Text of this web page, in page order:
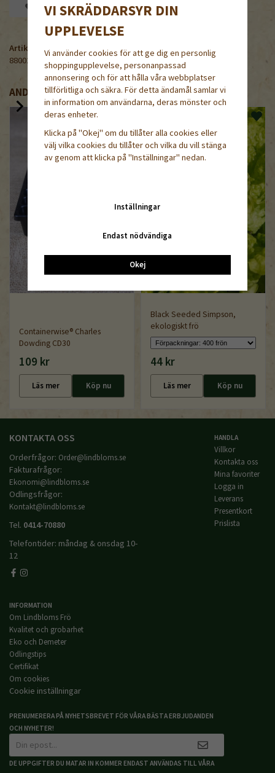
Spara som favorit
Artikelnummer:
880020
ANDRA KÖPTE ÄVEN
Containerwise® Charles
Dowding CD30
109 kr
Läs mer Köp nu
Black Seeded Simpson,
ekologiskt frö
44 kr
Läs mer Köp nu
KONTAKTA OSS
Orderfrågor: Order@lindbloms.se
Fakturafrågor:
Ekonomi@lindbloms.se
Odlingsfrågor:
Kontakt@lindbloms.se
Tel. 0414-70880
Telefontider: måndag & onsdag 10-
12
HANDLA
Villkor
Kontakta oss
Mina favoriter
Logga in
Leverans
Presentkort
Prislista
INFORMATION
Om Lindbloms Frö
Kvalitet och grobarhet
Eko och Demeter
Odlingstips
Certifikat
Om cookies
Cookie inställningar
PRENUMERERA PÅ NYHETSBREVET FÖR VÅRA BÄSTA ERBJUDANDEN
OCH NYHETER!
DE UPPGIFTER DU MATAR IN KOMMER ENDAST ANVÄNDAS TILL VÅRA
VI SKRÄDDARSYR DIN
UPPLEVELSE
Vi använder cookies för att ge dig en personlig
shoppingupplevelse, personanpassad
annonsering och för att hålla våra webbplatser
tillförlitliga och säkra. För detta ändamål samlar vi
in information om användarna, deras mönster och
deras enheter.
Klicka på "Okej" om du tillåter alla cookies eller
välj vilka cookies du tillåter och vilka du vill stänga
av genom att klicka på "Inställningar" nedan.
Inställningar
Endast nödvändiga
Okej